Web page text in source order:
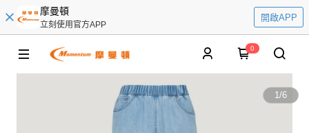
摩曼頓
立刻使用官方APP
開啟APP
0
1/6